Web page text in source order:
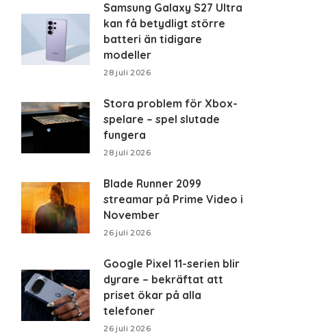
Samsung Galaxy S27 Ultra
kan få betydligt större
batteri än tidigare
modeller
28 juli 2026
Stora problem för Xbox-
spelare – spel slutade
fungera
28 juli 2026
Blade Runner 2099
streamar på Prime Video i
November
26 juli 2026
Google Pixel 11-serien blir
dyrare – bekräftat att
priset ökar på alla
telefoner
26 juli 2026